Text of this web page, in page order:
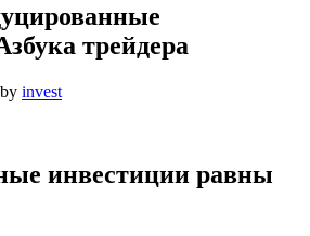
трейдера
by invest
инвестиции равны